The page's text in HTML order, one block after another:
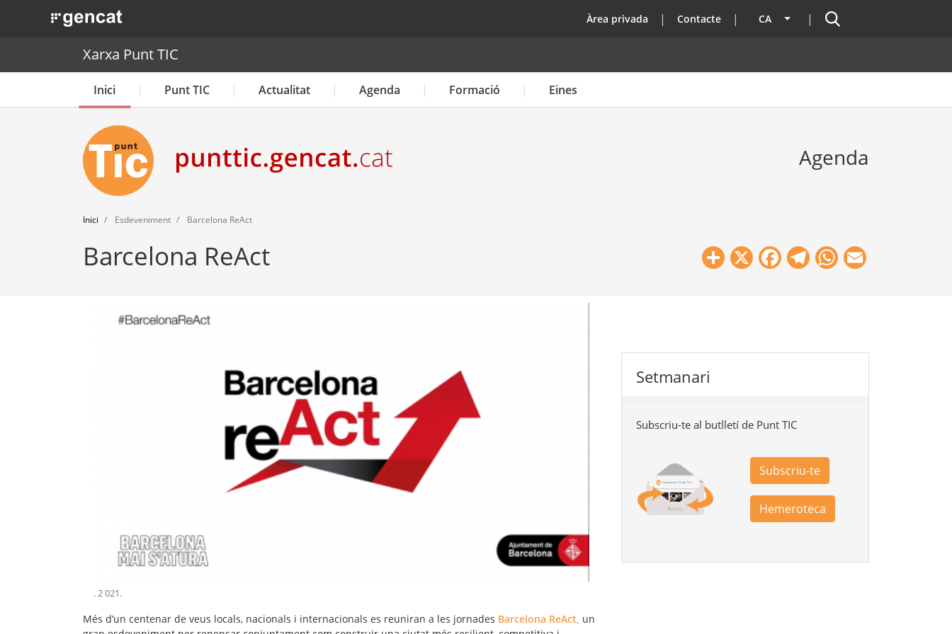
. Obre en una nova finestra. top
Àrea privada Contacte CA Llista les accions addicionals
Cercador
Xarxa Punt TIC
Inici Punt TIC Actualitat Agenda Formació Eines
Agenda
Inici Esdeveniment Barcelona ReAct
Barcelona ReAct Share
X Facebook
Telegram
WhatsApp
.2 021.
Més d’un centenar de veus locals, nacionals i internacionals es reuniran a les jornades Barcelona ReAct, un
Setmanari
Subscriu-te al butlletí de Punt TIC
Subscriu-te
Hemeroteca